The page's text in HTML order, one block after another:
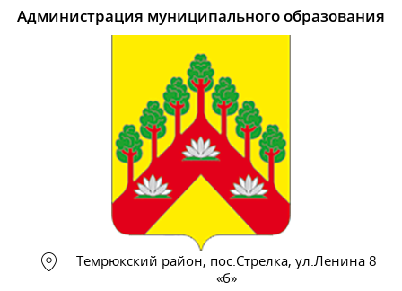
Администрация муниципального образования
Темрюкский район, пос.Стрелка, ул.Ленина 8
«б»